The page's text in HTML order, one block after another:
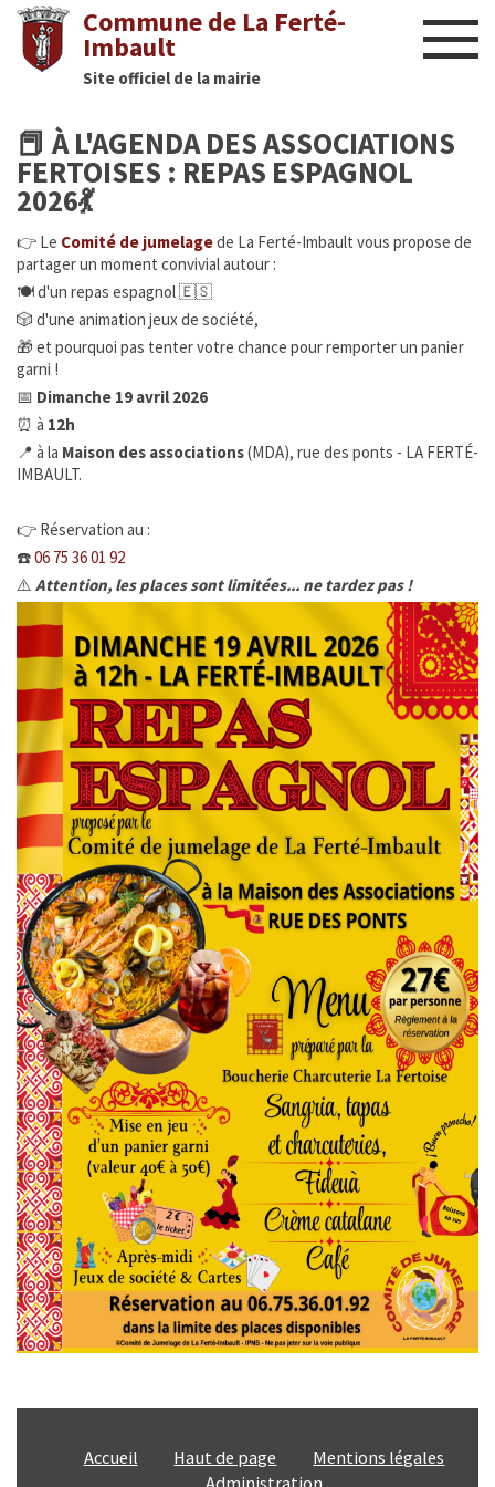
Commune de La Ferté-
Imbault
Site officiel de la mairie
Actualités
Diaporama
Culture
Enfance Jeunesse et Famille
Vie associative
Tourisme et Culture
Ça s'est passé à la Ferté
INFOS ÉPIZOOTIES
CATNAT - Sécheresse
URBANISME
ÉTAT CIVIL
SERVICE PUBLIC
SMICTOM
MÉTÉO France
CHASSE ET PÊCHE
LOGEMENT
COMMUNAUTÉ DE COMMUNES
JUMELAGE
INFO ENEDIS
MES INFOS ÉLECTORALES
CONSEIL MUNICIPAL
📕 À L'AGENDA DES ASSOCIATIONS
FERTOISES : REPAS ESPAGNOL
2026💃
👉 Le Comité de jumelagede La Ferté-Imbault vous propose de
partager un moment convivial autour :
🍽 d'un repas espagnol 🇪🇸
🎲 d'une animation jeux de société,
🎁 et pourquoi pas tenter votre chance pour remporter un panier
garni !
📅 Dimanche 19 avril 2026
⏰ à 12h
📍 à la Maison des associations(MDA), rue des ponts - LA FERTÉ-
IMBAULT.
👉 Réservation au :
☎️06 75 36 01 92
⚠️ Attention, les places sont limitées... ne tardez pas !
Accueil Haut de page
Mentions légales